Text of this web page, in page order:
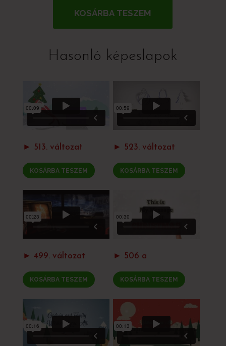
KOSÁRBA TESZEM
Hasonló képeslapok
► 513. változat
KOSÁRBA TESZEM
► 523. változat
KOSÁRBA TESZEM
► 499. változat
KOSÁRBA TESZEM
► 506 a
KOSÁRBA TESZEM